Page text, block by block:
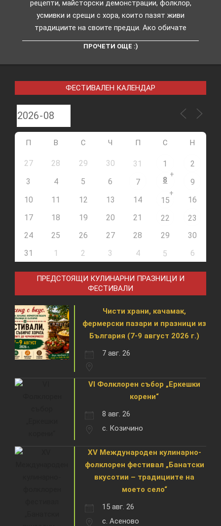
рецепти, майсторски демонстрации, фолклор,
усмивки и срещи с хора, които пазят живи
традициите на своите предци. Ако обичате
ПРОЧЕТИ ОЩЕ :)
ФЕСТИВАЛЕН КАЛЕНДАР
П В С Ч П С Н
27 28 29 30 31 1
2
3
4 5 6 7 8
+
9
10
11 12 13 14 15
+
16
17
18 19 20 21 22
23
24
25 26 27 28 29
30
31
1 2 3 4 5 6
ПРЕДСТОЯЩИ КУЛИНАРНИ ПРАЗНИЦИ И
ФЕСТИВАЛИ
Чисти храни, качамак,
фермерски пазари и празници из
България (7-9 август 2026 г.)
7 авг. 26
VI Фолклорен събор „Еркешки
корени“
8 авг. 26
с. Козичино
XV Международен кулинарно-
фолклорен фестивал „Банатски
вкусотии – традициите на
моето село“
15 авг. 26
с. Асеново